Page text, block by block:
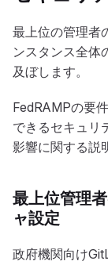
最上位の管理者
ンスタンス全体
及ぼします。
FedRAMPの要
できるセキュリ
影響に関する説
最上位管理
ャ設定
政府機関向け